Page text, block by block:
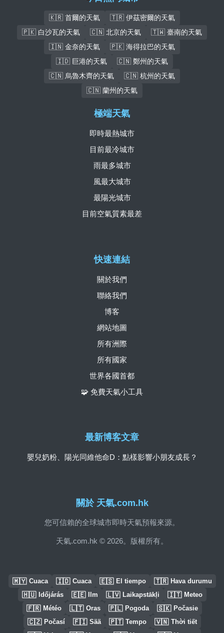
🇰🇷 首爾的天氣
🇹🇷 伊茲密爾的天氣
🇵🇰 白沙瓦的天氣
🇨🇳 北京的天氣
🇹🇼 臺南的天氣
🇮🇳 金奈的天氣
🇵🇰 海得拉巴的天氣
🇮🇩 巨港的天氣
🇨🇳 鄭州的天氣
🇨🇳 烏魯木齊的天氣
🇨🇳 杭州的天氣
🇨🇳 蘭州的天氣
關於 天氣.com.hk
您可信賴的全球城市即時天氣預報來源。
天氣.com.hk © 2026。版權所有。
快速連結
關於我們
聯絡我們
博客
網站地圖
所有洲際
所有國家
世界各國首都
🧩 免費天氣小工具
極端天氣
即時最熱城市
目前最冷城市
雨最多城市
風最大城市
最陽光城市
目前空氣質素最差
最新博客文章
嬰兒奶粉、陽光同維他命D：點樣影響小朋友成長？
🇲🇾 Cuaca 🇮🇩 Cuaca 🇪🇸 El tiempo 🇹🇷 Hava durumu
🇭🇺 Időjárás 🇪🇪 Ilm 🇱🇻 Laikapstākļi 🇮🇹 Meteo
🇫🇷 Météo 🇱🇹 Oras 🇵🇱 Pogoda 🇸🇰 Počasie
🇨🇿 Počasí 🇫🇮 Sää 🇵🇹 Tempo 🇻🇳 Thời tiết